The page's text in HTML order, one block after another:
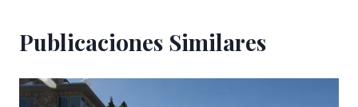
Publicaciones Similares